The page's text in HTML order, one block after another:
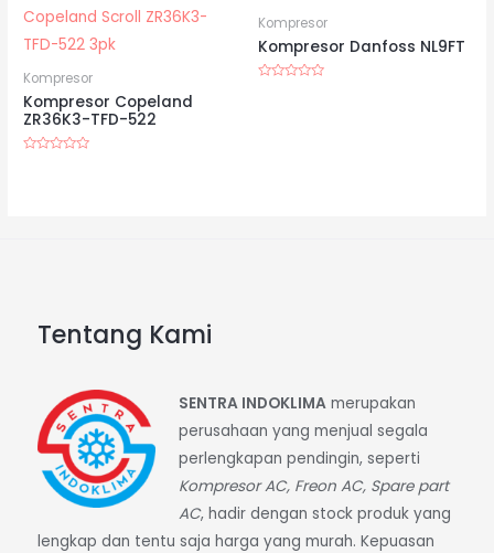
Kompresor
Kompresor Copeland
ZR36K3-TFD-522
Kompresor
Kompresor Danfoss NL9FT
Tentang Kami
SENTRA INDOKLIMAmerupakan
perusahaan yang menjual segala
perlengkapan pendingin, seperti
Kompresor AC, Freon AC, Spare part
AC, hadir dengan stock produk yang
lengkap dan tentu saja harga yang murah. Kepuasan